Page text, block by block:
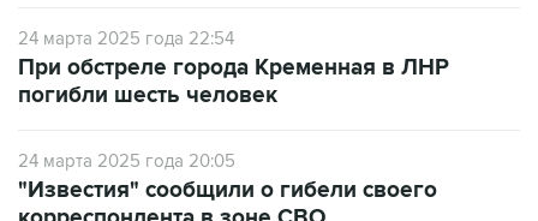
погибли шесть человек
корреспондента в зоне СВО